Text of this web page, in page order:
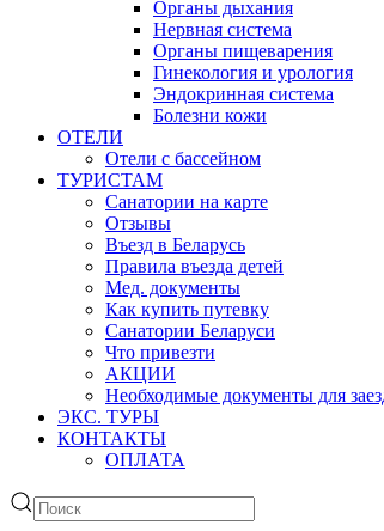
Органы дыхания
Нервная система
Органы пищеварения
Гинекология и урология
Эндокринная система
Болезни кожи
ОТЕЛИ
Отели с бассейном
ТУРИСТАМ
Санатории на карте
Отзывы
Въезд в Беларусь
Правила въезда детей
Мед. документы
Как купить путевку
Санатории Беларуси
Что привезти
АКЦИИ
Необходимые документы для
ЭКС. ТУРЫ
КОНТАКТЫ
ОПЛАТА